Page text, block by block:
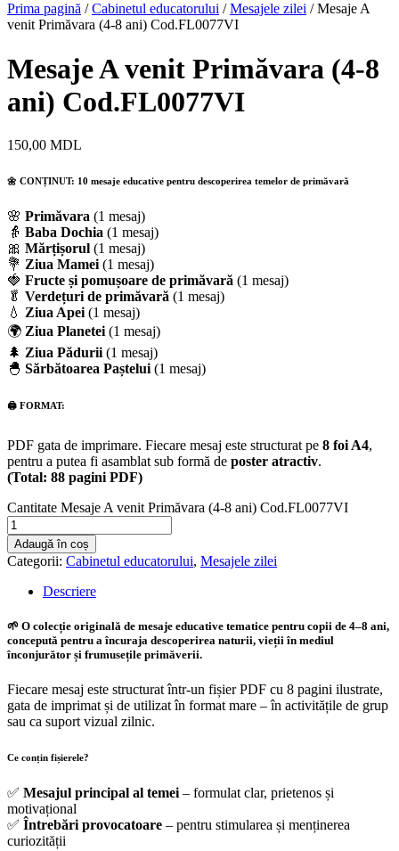
Prima pagină /Cabinetul educatorului /Mesajele zilei / Mesaje A
venit Primăvara (4-8 ani) Cod.FL0077VI
Mesaje A venit Primăvara (4-8
ani) Cod.FL0077VI
150,00 MDL
🌼 CONȚINUT: 10 mesaje educative pentru descoperirea temelor de primăvară
🌸 Primăvara (1 mesaj)
👵 Baba Dochia (1 mesaj)
🎀 Mărțișorul (1 mesaj)
💐 Ziua Mamei (1 mesaj)
🍓 Fructe și pomușoare de primăvară (1 mesaj)
🥬 Verdețuri de primăvară (1 mesaj)
💧 Ziua Apei (1 mesaj)
🌍 Ziua Planetei (1 mesaj)
🌲 Ziua Pădurii (1 mesaj)
🐣 Sărbătoarea Paștelui (1 mesaj)
🖨️ FORMAT:
PDF gata de imprimare. Fiecare mesaj este structurat pe 8 foi A4,
pentru a putea fi asamblat sub formă de poster atractiv.
(Total: 88 pagini PDF)
Cantitate Mesaje A venit Primăvara (4-8 ani) Cod.FL0077VI
Adaugă în coș
Categorii: Cabinetul educatorului, Mesajele zilei
Descriere
🌱 O colecție originală de mesaje educative tematice pentru copii de 4–8 ani,
concepută pentru a încuraja descoperirea naturii, vieții în mediul
înconjurător și frumusețile primăverii.
Fiecare mesaj este structurat într-un fișier PDF cu 8 pagini ilustrate,
gata de imprimat și de utilizat în format mare – în activitățile de grup
sau ca suport vizual zilnic.
Ce conțin fișierele?
✅ Mesajul principal al temei – formulat clar, prietenos și
motivațional
✅ Întrebări provocatoare – pentru stimularea și menținerea
curiozității